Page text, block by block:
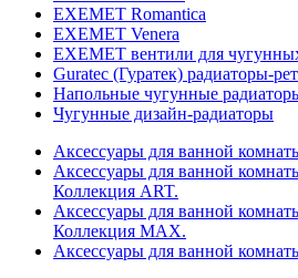
EXEMET Romantica
EXEMET Venera
EXEMET вентили для
Guratec (Гуратек) радиаторы-
Напольные чугунные
Чугунные дизайн-радиаторы
Аксессуары для ванной
Аксессуары для ванной
Коллекция ART.
Аксессуары для ванной
Коллекция MAX.
Аксессуары для ванной